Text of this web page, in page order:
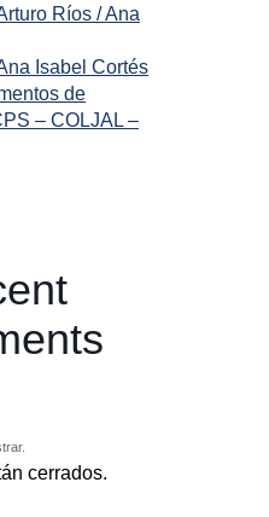
Ríos / Ana
Isabel Cortés
de
– COLJAL –
cerrados.